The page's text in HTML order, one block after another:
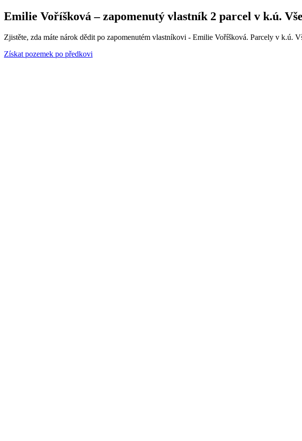
Emilie Voříšková – zapomenutý vlastník 2 parcel v k.ú.
Zjistěte, zda máte nárok dědit po zapomenutém vlastníkovi - Emilie Voříšková. Parcely v k.ú.
Získat pozemek po předkovi